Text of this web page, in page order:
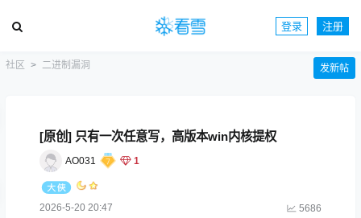
登录 注册
社区 二进制漏洞 发新帖
[原创] 只有一次任意写，高版本win内核提权
AO031 1
2026-5-20 20:47 5686